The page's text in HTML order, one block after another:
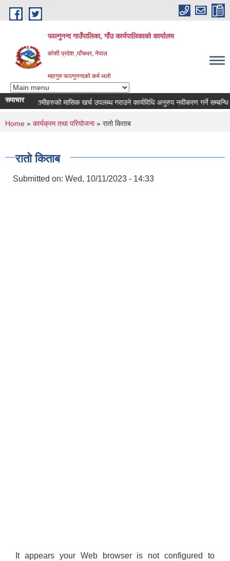
Skip to main content
फाल्गुनन्द गाउँपालिका, गाँउ कार्यपालिकाको कार्यालय
कोशी प्रदेश ,पाँचथर, नेपाल
महागुरु फाल्गुनन्दको कर्म थलो
समाचार
रोगका विरामीहरुको मासिक खर्च उपलब्ध गराउने कार्यविधि अनुरुप नवीकरण गर्ने सम्बन्धि
You are here
Home » कार्यक्रम तथा परियोजना» रातो किताब
रातो किताब
Submitted on: Wed, 10/11/2023 - 14:33
It appears your Web browser is not configured to